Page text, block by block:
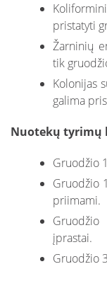
pristatyti
Žarninių
tik
Kolonijas
galima
Nuotekų tyrimų
Gruodžio
Gruodžio
priimami.
įprastai.
Gruodžio